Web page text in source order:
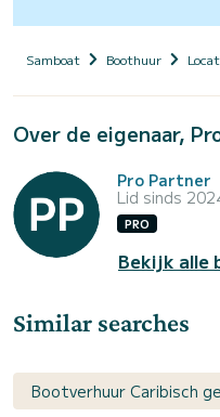
Samboat Boothuur
Over de eigenaar,
Pro Partner
Lid sinds
PRO
Bekijk alle
Similar searches
Bootverhuur Caribisch